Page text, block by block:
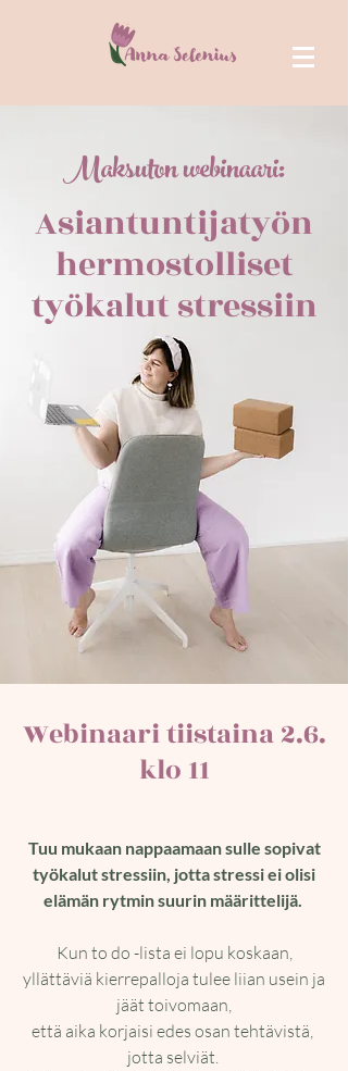
Maksuton webinaari:
Asiantuntijatyön
hermostolliset
työkalut stressiin
Webinaari tiistaina 2.6.
klo 11
Tuu mukaan nappaamaan sulle sopivat
työkalut stressiin, jotta stressi ei olisi
elämän rytmin suurin määrittelijä.
Kun to do -lista ei lopu koskaan,
yllättäviä kierrepalloja tulee liian usein ja
jäät toivomaan,
että aika korjaisi edes osan tehtävistä,
jotta selviät.